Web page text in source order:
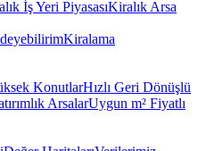
İş Yeri PiyasasıKiralık Arsa
Kiralama
KonutlarHızlı Geri Dönüşlü
ArsalarUygun m² Fiyatlı